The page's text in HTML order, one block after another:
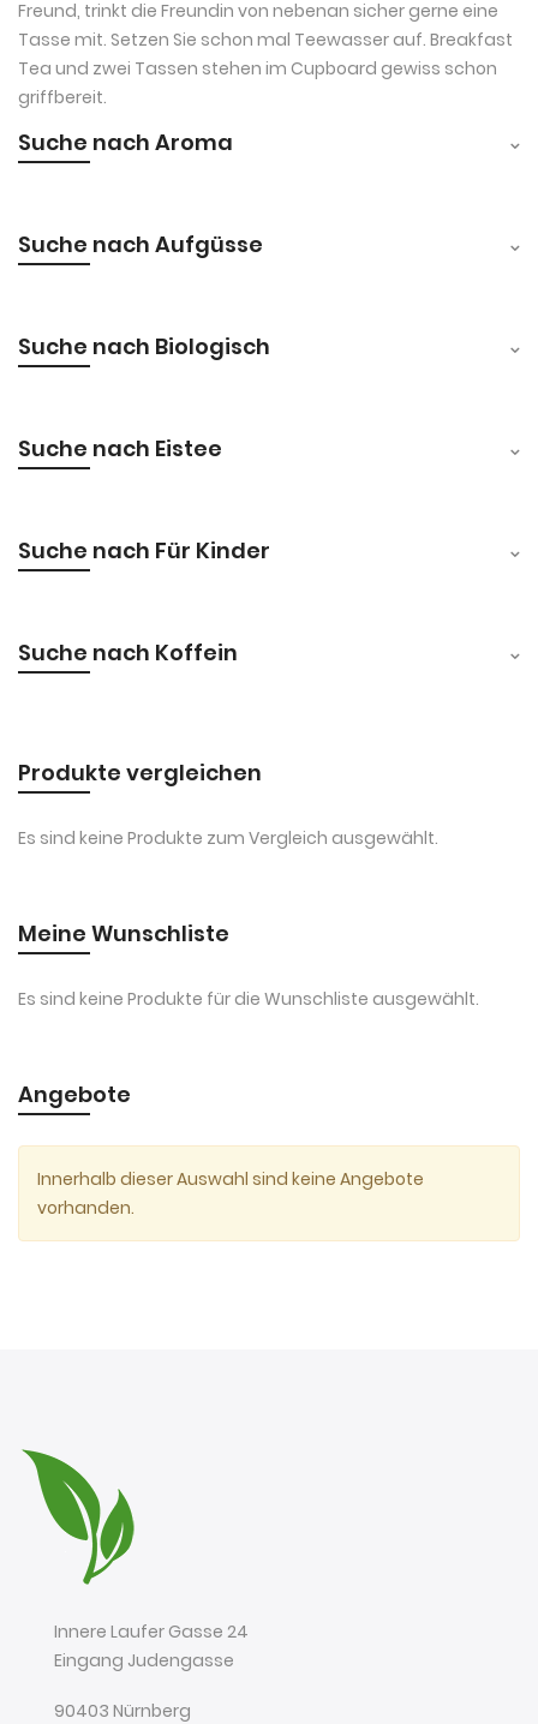
Freund, trinkt die Freundin von nebenan sicher gerne eine
Tasse mit. Setzen Sie schon mal Teewasser auf. Breakfast
Tea und zwei Tassen stehen im Cupboard gewiss schon
griffbereit.
Suche nach Aroma
Suche nach Aufgüsse
Suche nach Biologisch
Suche nach Eistee
Suche nach Für Kinder
Suche nach Koffein
Produkte vergleichen
Es sind keine Produkte zum Vergleich ausgewählt.
Meine Wunschliste
Es sind keine Produkte für die Wunschliste ausgewählt.
Angebote
Innerhalb dieser Auswahl sind keine Angebote
vorhanden.
Innere Laufer Gasse 24
Eingang Judengasse
90403 Nürnberg